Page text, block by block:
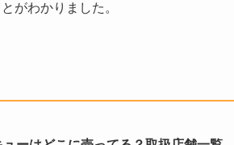
がわかりました。